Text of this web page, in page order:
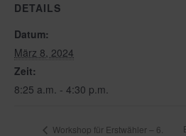
DETAILS
Datum:
März 8, 2024
Zeit:
8:25 a.m. - 4:30 p.m.
Workshop für Erstwähler – 6.